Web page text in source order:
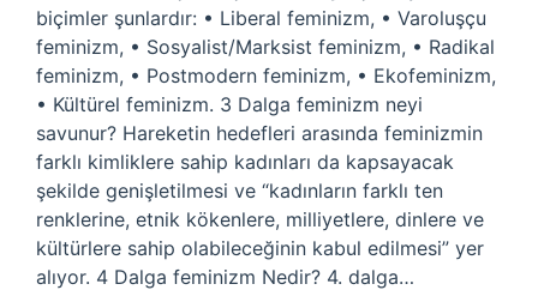
biçimler şunlardır: • Liberal feminizm, • Varoluşçu
feminizm, • Sosyalist/Marksist feminizm, • Radikal
feminizm, • Postmodern feminizm, • Ekofeminizm,
• Kültürel feminizm. 3 Dalga feminizm neyi
savunur? Hareketin hedefleri arasında feminizmin
farklı kimliklere sahip kadınları da kapsayacak
şekilde genişletilmesi ve “kadınların farklı ten
renklerine, etnik kökenlere, milliyetlere, dinlere ve
kültürlere sahip olabileceğinin kabul edilmesi” yer
alıyor. 4 Dalga feminizm Nedir? 4. dalga…